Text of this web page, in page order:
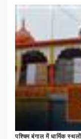
पश्चिम बंगाल में धार्मिक स्थलों